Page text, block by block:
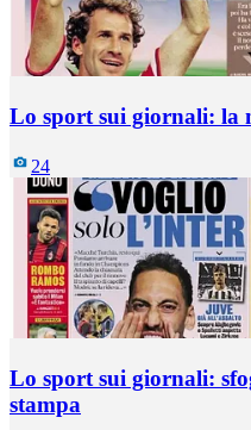
Lo sport sui giornali: la
24
Lo sport sui giornali:
stampa